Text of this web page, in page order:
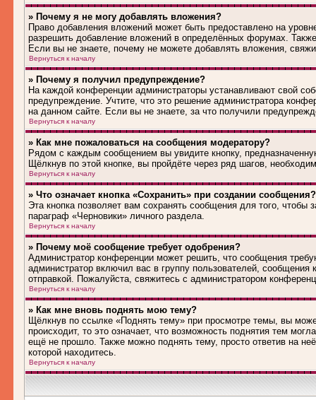
» Почему я не могу добавлять вложения?
Право добавления вложений может быть предоставлено на
разрешить добавление вложений в определённых форумах.
Если вы не знаете, почему не можете добавлять вложения,
Вернуться к началу
» Почему я получил предупреждение?
На каждой конференции администраторы устанавливают свой
предупреждение. Учтите, что это решение администратора
на данном сайте. Если вы не знаете, за что получили
Вернуться к началу
» Как мне пожаловаться на сообщения модератору?
Рядом с каждым сообщением вы увидите кнопку,
Щёлкнув по этой кнопке, вы пройдёте через ряд шагов,
Вернуться к началу
» Что означает кнопка «Сохранить» при создании сообщения?
Эта кнопка позволяет вам сохранять сообщения для того, чтобы
параграф «Черновики» личного раздела.
Вернуться к началу
» Почему моё сообщение требует одобрения?
Администратор конференции может решить, что сообщения
администратор включил вас в группу пользователей,
отправкой. Пожалуйста, свяжитесь с администратором
Вернуться к началу
» Как мне вновь поднять мою тему?
Щёлкнув по ссылке «Поднять тему» при просмотре темы, вы
происходит, то это означает, что возможность поднятия тем
ещё не прошло. Также можно поднять тему, просто ответив на
которой находитесь.
Вернуться к началу